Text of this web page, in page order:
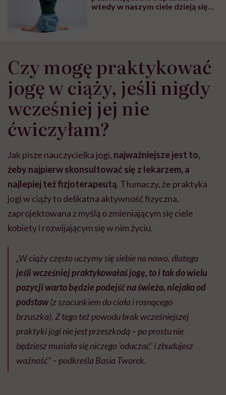
wtedy w naszym ciele dzieją się
Czy mogę praktykować
jogę w ciąży, jeśli nigdy
wcześniej jej nie
ćwiczyłam?
Jak pisze nauczycielka jogi, najważniejsze jest to,
żeby najpierw skonsultować się z lekarzem, a
najlepiej też fizjoterapeutą. Tłumaczy, że praktyka
jogi w ciąży to delikatna aktywność fizyczna,
zaprojektowana z myślą o zmieniającym się ciele
kobiety i rozwijającym się w nim życiu.
„W ciąży często uczymy się siebie na nowo, dlatego
jeśli wcześniej praktykowałaś jogę, to i tak do wielu
pozycji warto będzie podejść na świeżo, niejako od
podstaw(z szacunkiem do ciała i rosnącego
brzuszka). Z tego też powodu brak wcześniejszej
praktyki jogi nie jest przeszkodą – po prostu nie
będziesz musiała się niczego 'oduczać’ i zbudujesz
ważność” – podkreśla Basia Tworek.